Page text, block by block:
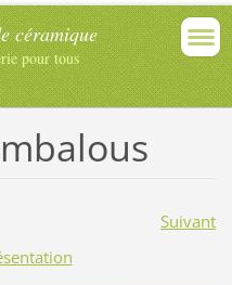
céramique
pour tous
Suivant